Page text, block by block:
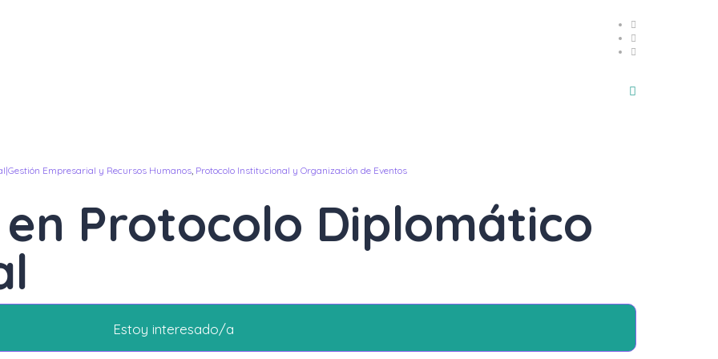
Empresarial y Recursos Humanos, Protocolo Institucional y Organización de Eventos
Protocolo Diplomático
Estoy interesado/a